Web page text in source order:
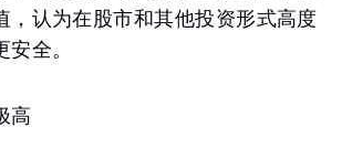
，认为在股市和其他投资形式高度
全。
高